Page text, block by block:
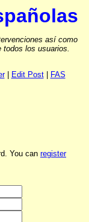
así como
todos los usuarios.
| Edit Post|
FAS
You can register